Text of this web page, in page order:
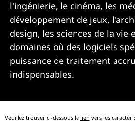
l'ingénierie, le cinéma, les
développement de jeux,
design, les sciences de la vie
domaines où des logiciels
puissance de traitement
indispensables.
Veuillez trouver ci-dessous le lien vers les